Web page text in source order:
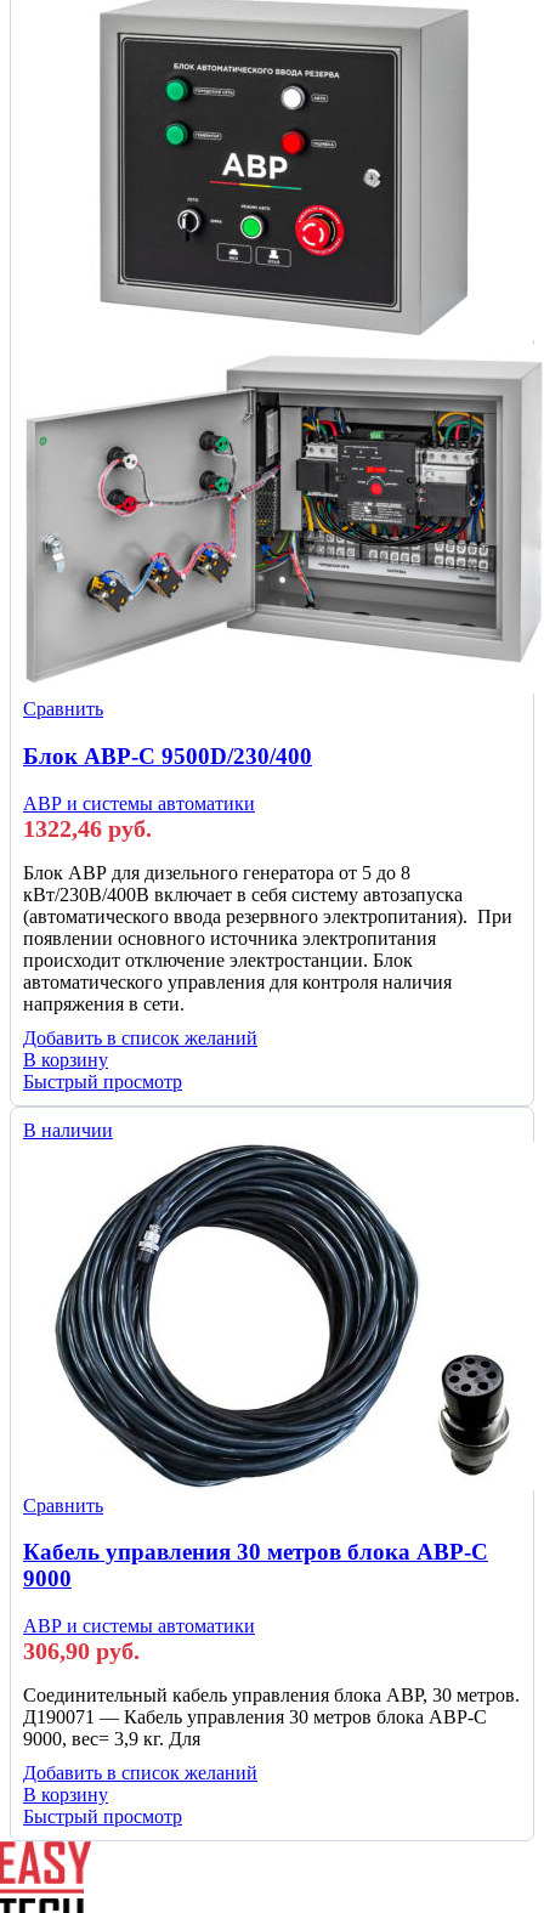
Сравнить
Блок АВР-С 9500D/230/400
АВР и системы автоматики
1322,46 руб.
Блок АВР для дизельного генератора от 5 до 8
кВт/230В/400В включает в себя систему автозапуска
(автоматического ввода резервного электропитания). При
появлении основного источника электропитания
происходит отключение электростанции. Блок
автоматического управления для контроля наличия
напряжения в сети.
Добавить в список желаний
В корзину
Быстрый просмотр
В наличии
Сравнить
Кабель управления 30 метров блока АВР-С
9000
АВР и системы автоматики
306,90 руб.
Соединительный кабель управления блока АВР, 30 метров.
Д190071 — Кабель управления 30 метров блока АВР-С
9000, вес= 3,9 кг. Для
Добавить в список желаний
В корзину
Быстрый просмотр